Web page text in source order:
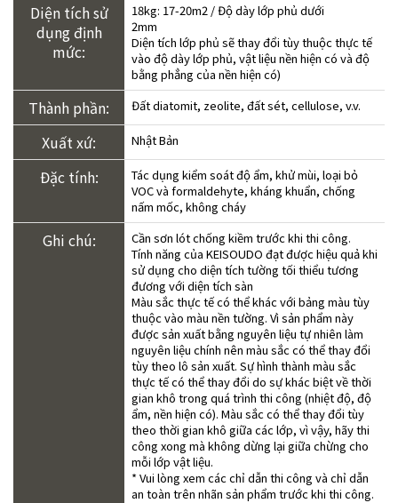
Diện tích sử
dụng định
mức:
18kg: 17-20m2 / Độ dày lớp phủ dưới
2mm
Diện tích lớp phủ sẽ thay đổi tùy thuộc thực tế
vào độ dày lớp phủ, vật liệu nền hiện có và độ
bằng phẳng của nền hiện có)
Thành phần: Đất diatomit, zeolite, đất sét, cellulose, v.v.
Xuất xứ: Nhật Bản
Đặc tính:
Tác dụng kiểm soát độ ẩm, khử mùi, loại bỏ
VOC và formaldehyte, kháng khuẩn, chống
nấm mốc, không cháy
Ghi chú:
Cần sơn lót chống kiềm trước khi thi công.
Tính năng của KEISOUDO đạt được hiệu quả khi
sử dụng cho diện tích tường tối thiểu tương
đương với diện tích sàn
Màu sắc thực tế có thể khác với bảng màu tùy
thuộc vào màu nền tường. Vì sản phẩm này
được sản xuất bằng nguyên liệu tự nhiên làm
nguyên liệu chính nên màu sắc có thể thay đổi
tùy theo lô sản xuất. Sự hình thành màu sắc
thực tế có thể thay đổi do sự khác biệt về thời
gian khô trong quá trình thi công (nhiệt độ, độ
ẩm, nền hiện có). Màu sắc có thể thay đổi tùy
theo thời gian khô giữa các lớp, vì vậy, hãy thi
công xong mà không dừng lại giữa chừng cho
mỗi lớp vật liệu.
* Vui lòng xem các chỉ dẫn thi công và chỉ dẫn
an toàn trên nhãn sản phẩm trước khi thi công.